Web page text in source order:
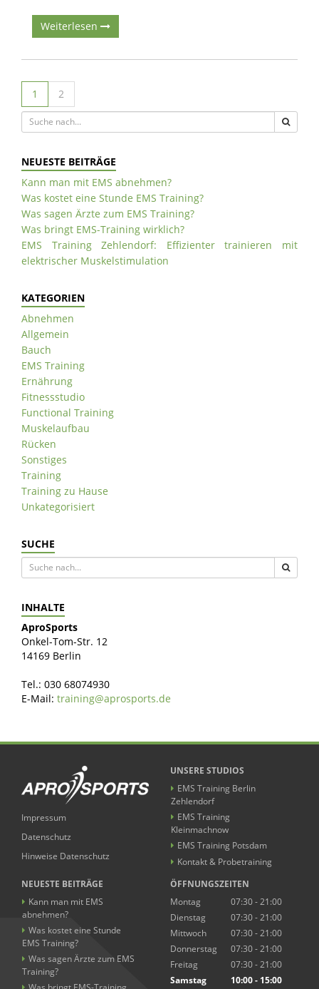
Weiterlesen
1 2
NEUESTE BEITRÄGE
Kann man mit EMS abnehmen?
Was kostet eine Stunde EMS Training?
Was sagen Ärzte zum EMS Training?
Was bringt EMS-Training wirklich?
EMS Training Zehlendorf: Effizienter trainieren mit
elektrischer Muskelstimulation
KATEGORIEN
Abnehmen
Allgemein
Bauch
EMS Training
Ernährung
Fitnessstudio
Functional Training
Muskelaufbau
Rücken
Sonstiges
Training
Training zu Hause
Unkategorisiert
SUCHE
INHALTE
AproSports
Onkel-Tom-Str. 12
14169 Berlin
Tel.: 030 68074930
E-Mail: training@aprosports.de
Impressum
Datenschutz
Hinweise Datenschutz
UNSERE STUDIOS
EMS Training Berlin
Zehlendorf
EMS Training
Kleinmachnow
EMS Training Potsdam
Kontakt & Probetraining
NEUESTE BEITRÄGE
Kann man mit EMS
abnehmen?
Was kostet eine Stunde
EMS Training?
Was sagen Ärzte zum EMS
Training?
ÖFFNUNGSZEITEN
Montag
07:30 - 21:00
Dienstag
07:30 - 21:00
Mittwoch
07:30 - 21:00
Donnerstag
07:30 - 21:00
Freitag
07:30 - 21:00
Samstag
10:00 - 15:00